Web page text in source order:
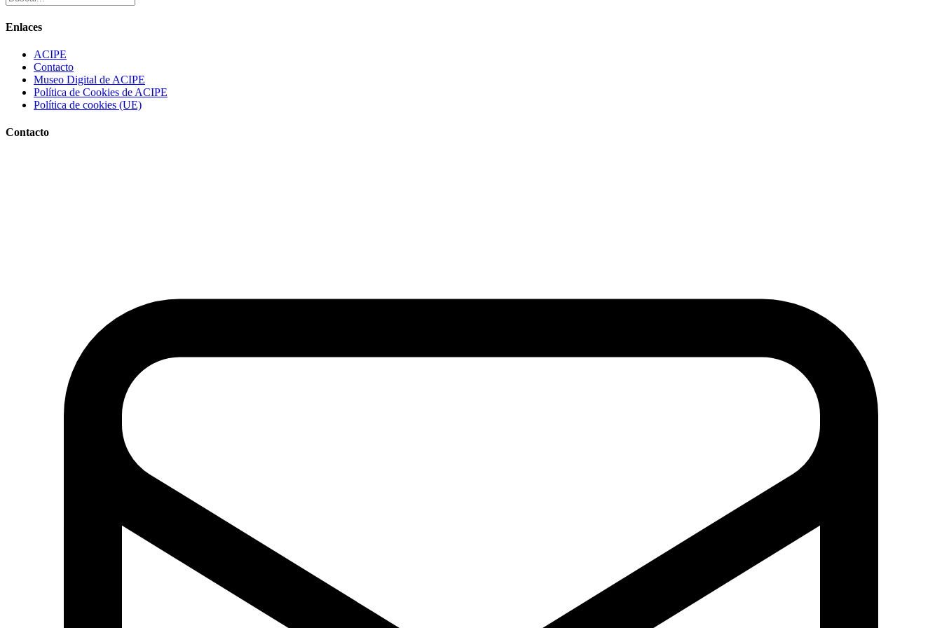
Enlaces
ACIPE
Contacto
Museo Digital de ACIPE
Política de Cookies de ACIPE
Política de cookies (UE)
Contacto